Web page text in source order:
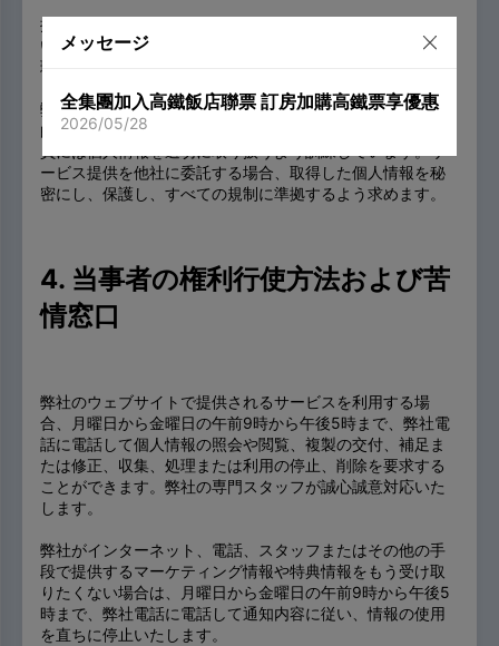
提供された個人情報について、弊社は法定保存期間に従
い、適切に保護し、紛失や無断使用、削除、修正、再処
理、公開を防ぎます。
弊社は、個人情報を取り扱う際に、法令で定められた物理
的、電子的、手続きの安全基準に従って処理します。従業
員には個人情報を適切に取り扱うよう訓練しています。サ
ービス提供を他社に委託する場合、取得した個人情報を秘
密にし、保護し、すべての規制に準拠するよう求めます。
4. 当事者の権利行使方法および苦
情窓口
弊社のウェブサイトで提供されるサービスを利用する場
合、月曜日から金曜日の午前9時から午後5時まで、弊社電
話に電話して個人情報の照会や閲覧、複製の交付、補足ま
たは修正、収集、処理または利用の停止、削除を要求する
ことができます。弊社の専門スタッフが誠心誠意対応いた
します。
弊社がインターネット、電話、スタッフまたはその他の手
段で提供するマーケティング情報や特典情報をもう受け取
りたくない場合は、月曜日から金曜日の午前9時から午後5
時まで、弊社電話に電話して通知内容に従い、情報の使用
を直ちに停止いたします。
メッセージ
全集團加入高鐵飯店聯票 訂房加購高鐵票享優惠
2026/05/28